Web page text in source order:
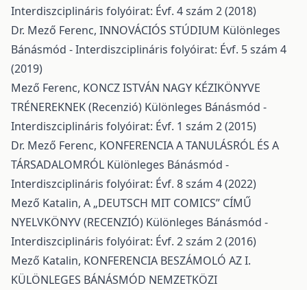
Interdiszciplináris folyóirat: Évf. 4 szám 2 (2018)
Dr. Mező Ferenc, INNOVÁCIÓS STÚDIUM Különleges
Bánásmód - Interdiszciplináris folyóirat: Évf. 5 szám 4
(2019)
Mező Ferenc, KONCZ ISTVÁN NAGY KÉZIKÖNYVE
TRÉNEREKNEK (Recenzió) Különleges Bánásmód -
Interdiszciplináris folyóirat: Évf. 1 szám 2 (2015)
Dr. Mező Ferenc, KONFERENCIA A TANULÁSRÓL ÉS A
TÁRSADALOMRÓL Különleges Bánásmód -
Interdiszciplináris folyóirat: Évf. 8 szám 4 (2022)
Mező Katalin, A „DEUTSCH MIT COMICS” CÍMŰ
NYELVKÖNYV (RECENZIÓ) Különleges Bánásmód -
Interdiszciplináris folyóirat: Évf. 2 szám 2 (2016)
Mező Katalin, KONFERENCIA BESZÁMOLÓ AZ I.
KÜLÖNLEGES BÁNÁSMÓD NEMZETKÖZI